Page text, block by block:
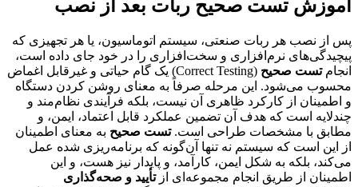
آموزش تست صحیح ربات بعد از نصب
پس از نصب هر ربات صنعتی، سیستم اتوماسیون، یا هر تجهیزی که
پیچیدگی‌های نرم‌افزاری و سخت‌افزاری را در خود جای داده است،
انجامتست صحیح
(Correct Testing) یک گام حیاتی و غیرقابل اغماض
محسوب می‌شود. این مرحله صرفاً به معنای روشن کردن دستگاه
و اطمینان از کارکرد ظاهری آن نیست، بلکه فرآیندی نظام‌مند و
چندلایه است که هدف آن تضمین عملکرد قابل اعتماد، ایمن، و
مطابق با مشخصات طراحی است.تست صحیح به معنای اطمینان
از این است که سیستم نه تنها آن‌گونه که برنامه‌ریزی شده عمل
می‌کند، بلکه به شکل ایمن، کارآمد، و پایدار نیز هست، و این
اطمینان از طریق انجام مجموعه‌ای ازتأیید و صحه‌گذاری